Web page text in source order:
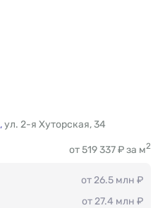
ул. 2-я Хуторская,34
от 519 337 ₽ за м2
от 26.5 млн ₽
от 27.4 млн ₽